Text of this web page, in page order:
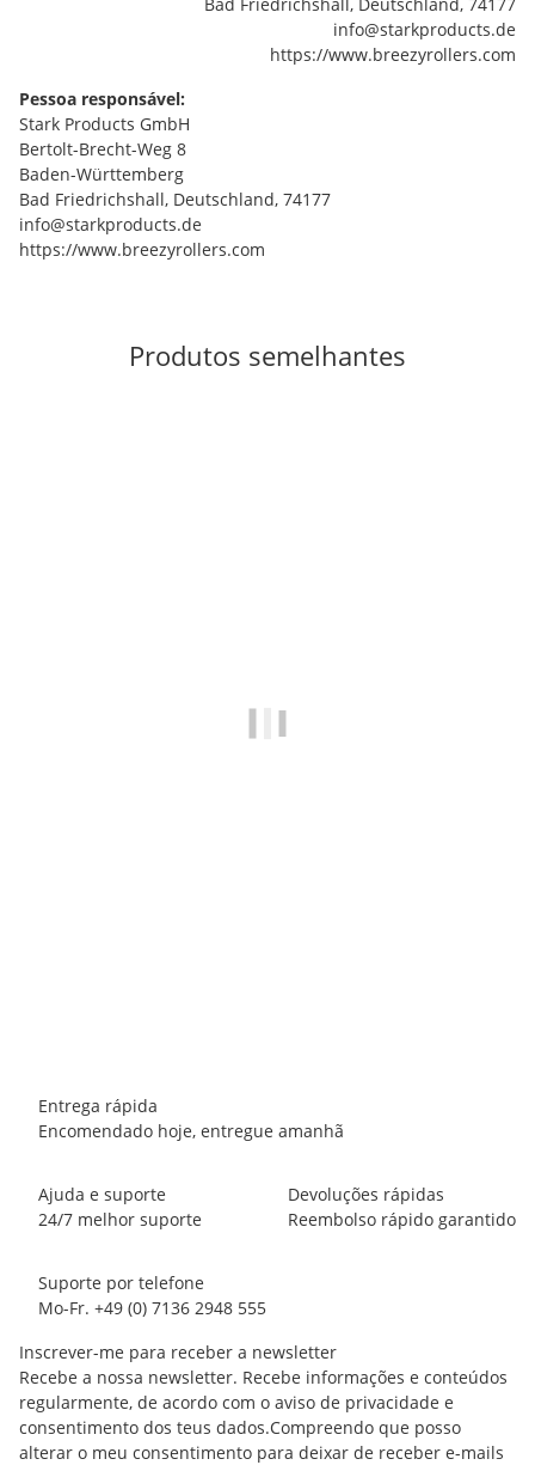
info@starkproducts.de
https://www.breezyrollers.com
Pessoa responsável:
Stark Products GmbH
Bertolt-Brecht-Weg 8
Baden-Württemberg
Bad Friedrichshall, Deutschland, 74177
info@starkproducts.de
https://www.breezyrollers.com
Produtos semelhantes
Entrega rápida
Encomendado hoje, entregue amanhã
Ajuda e suporte
24/7 melhor suporte
Devoluções rápidas
Reembolso rápido garantido
Suporte por telefone
Mo-Fr. +49 (0) 7136 2948 555
Inscrever-me para receber a newsletter
Recebe a nossa newsletter. Recebe informações e conteúdos
regularmente, de acordo com o aviso de privacidade e
consentimento dos teus dados.Compreendo que posso
alterar o meu consentimento para deixar de receber e-mails